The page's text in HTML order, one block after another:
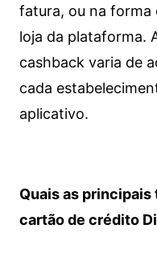
fatura, ou na forma
loja da plataforma.
cashback varia de
cada
aplicativo.
Quais as principais
cartão de crédito